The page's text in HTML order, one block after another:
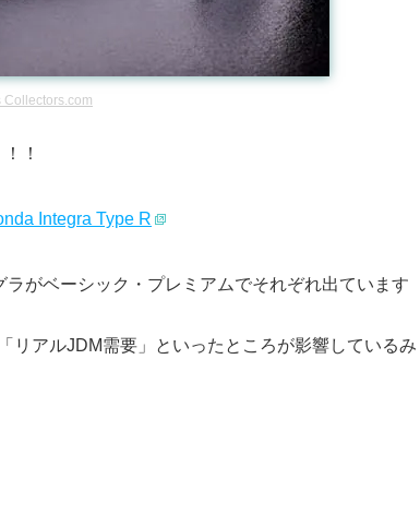
Collectors.com
！
Integra Type R
がベーシック・プレミアムでそれぞれ出ています
リアルJDM需要」といったところが影響しているみ